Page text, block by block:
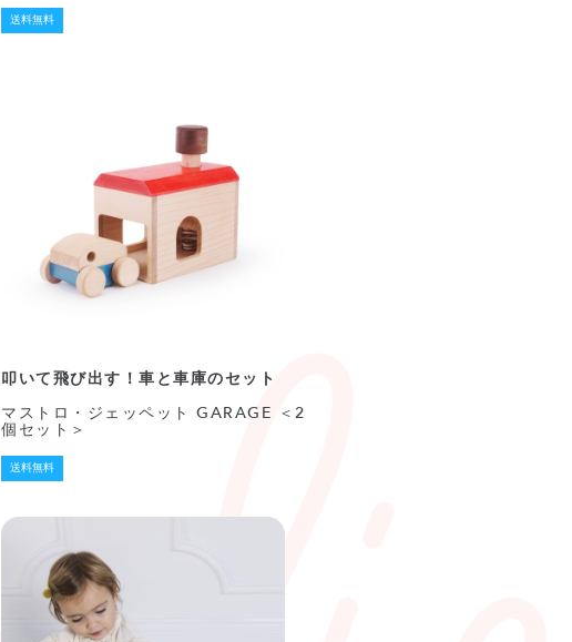
送料無料
叩いて飛び出す！車と車庫のセット
マストロ・ジェッペット GARAGE ＜2
個セット＞
送料無料